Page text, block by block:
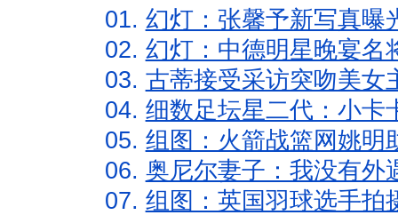
01. 幻灯：张馨予新写真曝
02. 幻灯：中德明星晚宴名
03. 古蒂接受采访突吻美女
04. 细数足坛星二代：小卡
05. 组图：火箭战篮网姚明
06. 奥尼尔妻子：我没有外
07. 组图：英国羽球选手拍